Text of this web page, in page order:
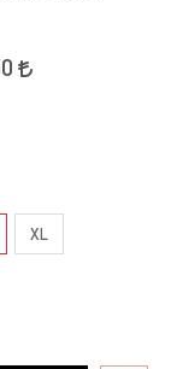
XL